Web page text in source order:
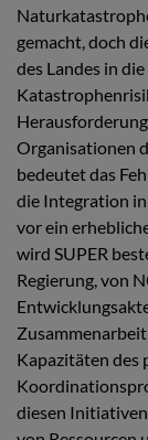
gemacht, doch
des Landes in
Organisationen
bedeutet das
die Integration
vor ein
wird SUPER
Regierung, von
Kapazitäten des
diesen